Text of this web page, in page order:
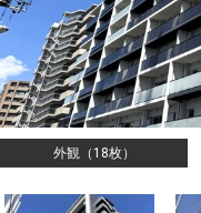
外観（18枚）